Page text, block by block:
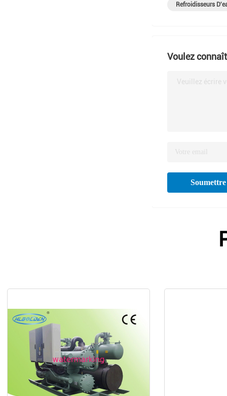
Refroidisseurs
Voulez
Veuillez écrire
Soumettre